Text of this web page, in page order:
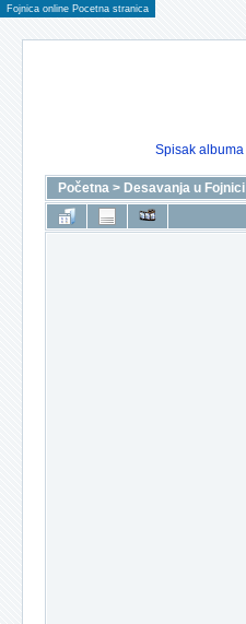
Fojnica online Pocetna stranica
Spisak albuma
Početna > Desavanja u Fojnici